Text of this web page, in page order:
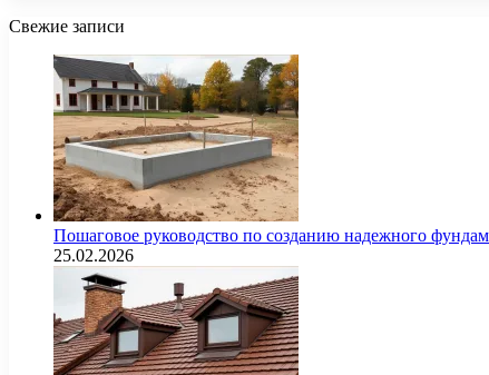
Свежие записи
Пошаговое руководство по созданию надежного
25.02.2026